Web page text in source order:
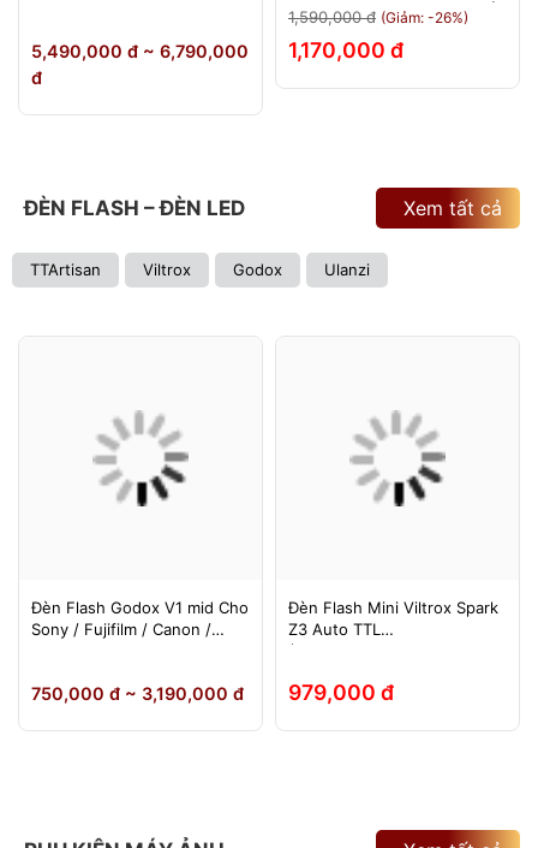
Tháng
5,490,000 đ ~ 6,790,000
đ
Canon EOS R/RP/R5/R6 - Bảo
Hành 12 Tháng 1 Đổi 1
1,590,000 đ (Giảm: -26%)
1,170,000 đ
ĐÈN FLASH – ĐÈN LED
TTArtisan Viltrox Godox Ulanzi
Xem tất cả
Đèn Flash Godox V1 mid Cho
Sony / Fujifilm / Canon /
750,000 đ ~ 3,190,000 đ
Đèn Flash Mini Viltrox Spark
Z3 Auto TTL
(Fuji/Sony/Canon/Nikon)
979,000 đ